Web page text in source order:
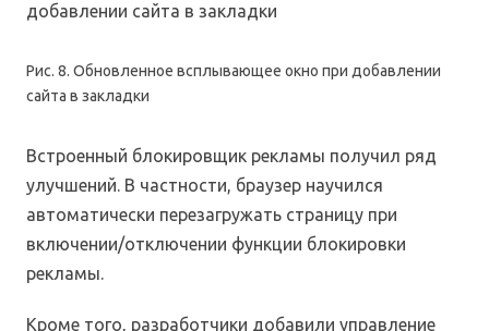
Рис. 8. Обновленное всплывающее окно при добавлении
сайта в закладки
Встроенный блокировщик рекламы получил ряд
улучшений. В частности, браузер научился
автоматически перезагружать страницу при
включении/отключении функции блокировки
рекламы.
Кроме того, разработчики добавили управление